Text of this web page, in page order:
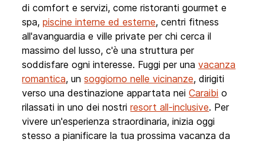
di comfort e servizi, come ristoranti gourmet e
spa,piscine interne ed esterne, centri fitness
all'avanguardia e ville private per chi cerca il
massimo del lusso, c'è una struttura per
soddisfare ogni interesse. Fuggi per unavacanza
romantica, unsoggiorno nelle vicinanze, dirigiti
verso una destinazione appartata neiCaraibi o
rilassati in uno dei nostriresort all-inclusive. Per
vivere un'esperienza straordinaria, inizia oggi
stesso a pianificare la tua prossima vacanza da